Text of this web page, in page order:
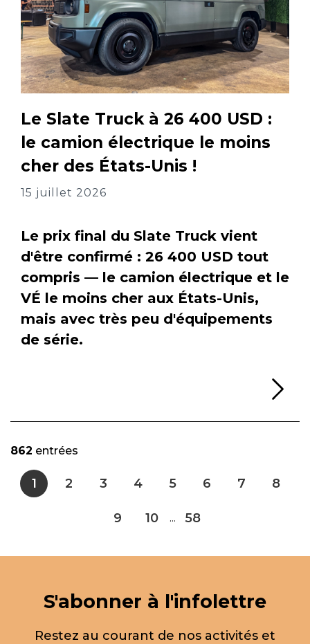
Le Slate Truck à 26 400 USD :
le camion électrique le moins
cher des États-Unis !
15 juillet 2026
Le prix final du Slate Truck vient
d'être confirmé : 26 400 USD tout
compris — le camion électrique et le
VÉ le moins cher aux États-Unis,
mais avec très peu d'équipements
de série.
862 entrées
1 2 3 4 5 6 7 8
9 10 ... 58
S'abonner à l'infolettre
Restez au courant de nos activités et